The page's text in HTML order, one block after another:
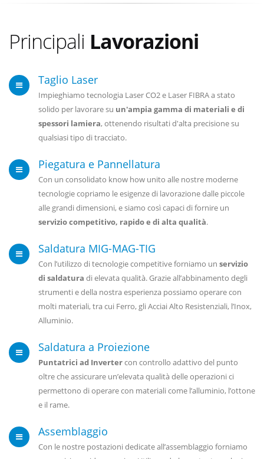
Principali Lavorazioni
Taglio Laser
Impieghiamo tecnologia Laser CO2 e Laser FIBRA a stato
solido per lavorare su un'ampia gamma di materiali e di
spessori lamiera, ottenendo risultati d'alta precisione su
qualsiasi tipo di tracciato.
Piegatura e Pannellatura
Con un consolidato know how unito alle nostre moderne
tecnologie copriamo le esigenze di lavorazione dalle piccole
alle grandi dimensioni, e siamo così capaci di fornire un
servizio competitivo, rapido e di alta qualità.
Saldatura MIG-MAG-TIG
Con l’utilizzo di tecnologie competitive forniamo un servizio
di saldatura di elevata qualità. Grazie all’abbinamento degli
strumenti e della nostra esperienza possiamo operare con
molti materiali, tra cui Ferro, gli Acciai Alto Resistenziali, l’Inox,
Alluminio.
Saldatura a Proiezione
Puntatrici ad Invertercon controllo adattivo del punto
oltre che assicurare un’elevata qualità delle operazioni ci
permettono di operare con materiali come l’alluminio, l’ottone
e il rame.
Assemblaggio
Con le nostre postazioni dedicate all’assemblaggio forniamo